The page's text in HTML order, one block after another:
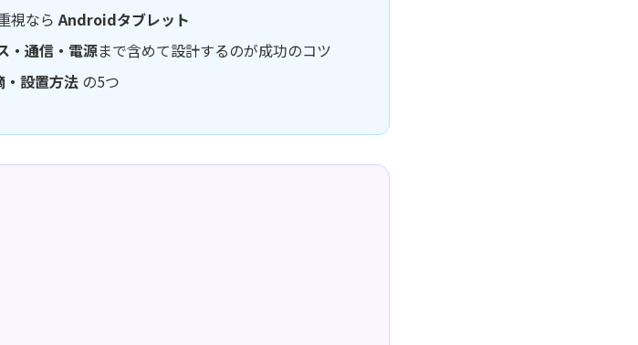
視なら Androidタブレット
・通信・電源まで含めて設計するのが成功のコツ
・設置方法 の5つ